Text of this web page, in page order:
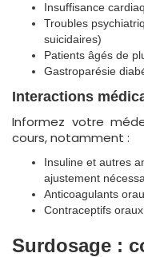
Insuffisance
Troubles
suicidaires)
Patients âgés de
Gastroparésie
Interactions
Informez votre
cours, notamment :
Insuline et autres
ajustement
Anticoagulants
Contraceptifs
Surdosage :